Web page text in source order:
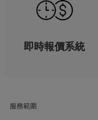
即時報價系統
服務範圍